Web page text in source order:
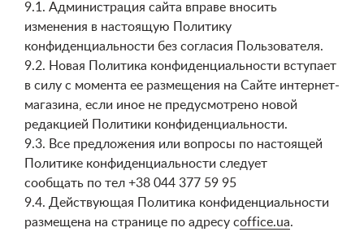
9.1. Администрация сайта вправе вносить
изменения в настоящую Политику
конфиденциальности без согласия Пользователя.
9.2. Новая Политика конфиденциальности вступает
в силу с момента ее размещения на Сайте интернет-
магазина, если иное не предусмотрено новой
редакцией Политики конфиденциальности.
9.3. Все предложения или вопросы по настоящей
Политике конфиденциальности следует
сообщать по тел +38 044 377 59 95
9.4. Действующая Политика конфиденциальности
размещена на странице по адресу coffice.ua.